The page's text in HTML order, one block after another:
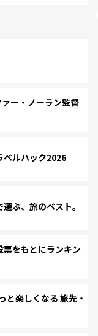
ー・ノーラン監督
ルハック2026
ぶ、旅のベスト。
をもとにランキン
楽しくなる 旅先・